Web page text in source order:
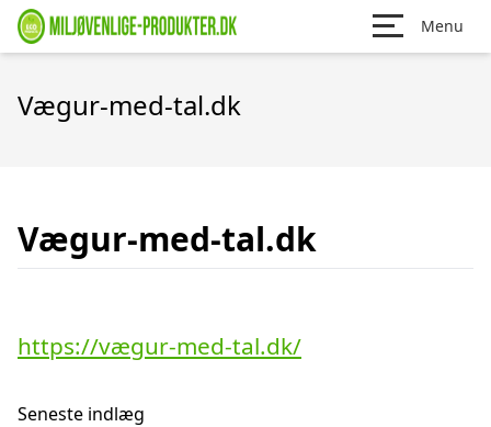
Menu
Vægur-med-tal.dk
Vægur-med-tal.dk
https://vægur-med-tal.dk/
Seneste indlæg